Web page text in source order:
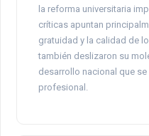
la reforma universitaria
críticas apuntan
gratuidad y la calidad de
también deslizaron su
desarrollo nacional que
profesional.